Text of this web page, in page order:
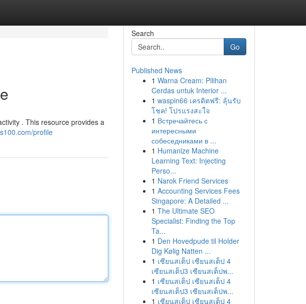
. This resource provides a
profile
Search
Go
Published News
1 Warna Cream: Pilihan
Cerdas untuk Interior ...
1 waspin66 เครดิตฟรี: ลุ้นรับ
โชค! โปรแรงสะใจ
1 Встречайтесь с
интересными
собеседниками в ...
1 Humanize Machine
Learning Text: Injecting
Perso...
1 Narok Friend Services
1 Accounting Services Fees
Singapore: A Detailed ...
1 The Ultimate SEO
Specialist: Finding the Top
Ta...
1 Den Hovedpude til Holder
Dig Kølig Natten ...
1 เซียนสเต็ป เซียนสเต็ป 4
เซียนสเต็ป3 เซียนสเต็ปพ...
1 เซียนสเต็ป เซียนสเต็ป 4
เซียนสเต็ป3 เซียนสเต็ปพ...
1 เซียนสเต็ป เซียนสเต็ป 4